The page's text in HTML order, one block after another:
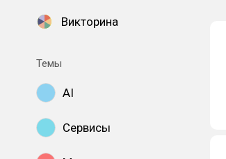
Викторина
Темы
AI
Сервисы